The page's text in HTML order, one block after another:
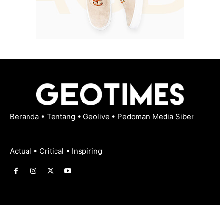
Beranda • Tentang • Geolive • Pedoman Media Siber
Actual • Critical • Inspiring